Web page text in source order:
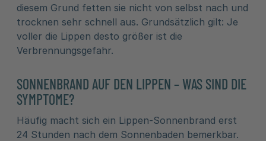
diesem Grund fetten sie nicht von selbst nach und
trocknen sehr schnell aus. Grundsätzlich gilt: Je
voller die Lippen desto größer ist die
Verbrennungsgefahr.
SONNENBRAND AUF DEN LIPPEN – WAS SIND DIE
SYMPTOME?
Häufig macht sich ein Lippen-Sonnenbrand erst
24 Stunden nach dem Sonnenbaden bemerkbar.